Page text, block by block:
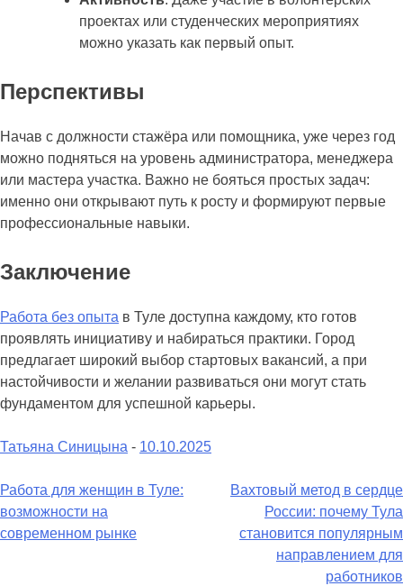
проектах или студенческих мероприятиях
можно указать как первый опыт.
Перспективы
Начав с должности стажёра или помощника, уже через год
можно подняться на уровень администратора, менеджера
или мастера участка. Важно не бояться простых задач:
именно они открывают путь к росту и формируют первые
профессиональные навыки.
Заключение
Работа без опыта в Туле доступна каждому, кто готов
проявлять инициативу и набираться практики. Город
предлагает широкий выбор стартовых вакансий, а при
настойчивости и желании развиваться они могут стать
фундаментом для успешной карьеры.
Татьяна Синицына - 10.10.2025
Навигация
по
Работа для женщин в Туле:
возможности на
современном рынке
Вахтовый метод в сердце
России: почему Тула
становится популярным
направлением для
работников